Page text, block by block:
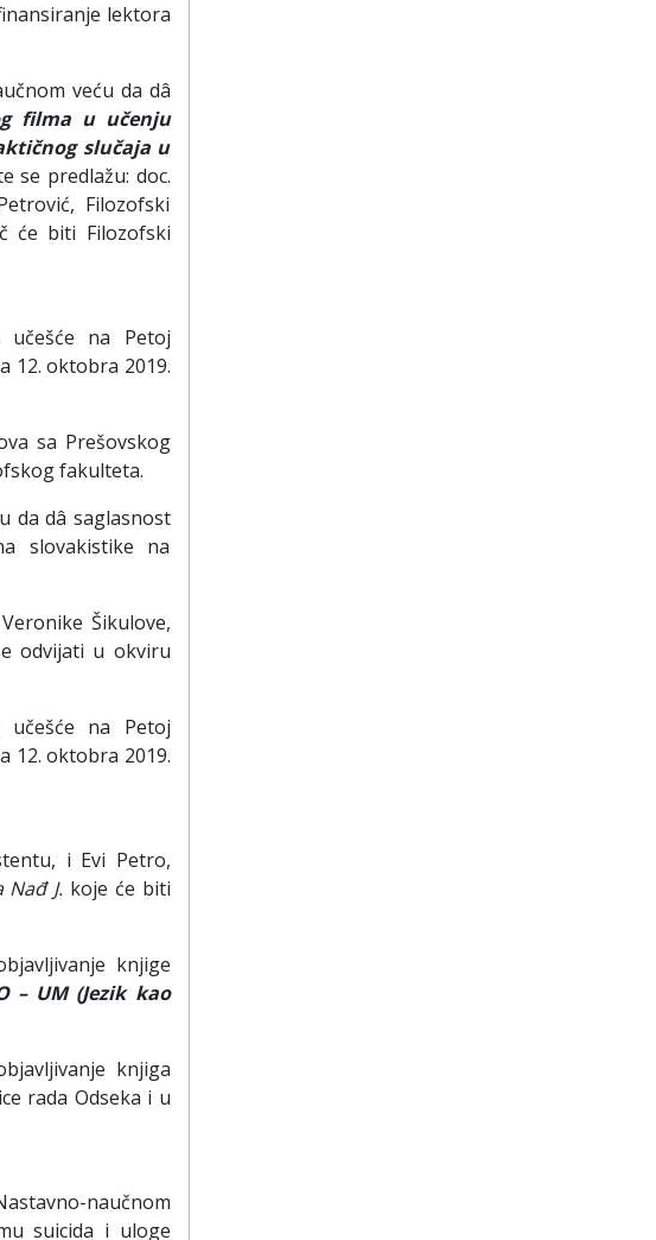
lektora
veću da dâ
filma u učenju
slučaja u
se predlažu: doc.
Filozofski
će biti Filozofski
učešće na Petoj
12. oktobra 2019.
sa Prešovskog
fakulteta.
da dâ saglasnost
slovakistike na
Šikulove,
odvijati u okviru
učešće na Petoj
12. oktobra 2019.
i Evi Petro,
Nađ J. koje će biti
knjige
– UM (Jezik kao
knjiga
rada Odseka i u
naučnom
suicida i uloge